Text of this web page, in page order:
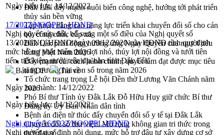
Đắk Lắk đẩy mạnh nuôi biển công nghệ, hướng tới phát triển
thủy sản bền vững
Tập huấn nâng cao năng lực triển khai chuyển đổi số cho cán
bộ, công chức cấp xã
Đắk Lắk phát động hưởng ứng Ngày Quyền của người tiêu
dùng Việt Nam 2026
Đẩy mạnh cải cách hành chính, quyết tâm đạt được mục tiêu
tăng trưởng hai con số trong năm 2026
Tổ chức trang trọng Lễ hội Đền thờ Lương Văn Chánh năm
2026
Phó Bí thư Tỉnh ủy Đắk Lắk Đỗ Hữu Huy giữ chức Bí thư
Đảng ủy Ủy Ban Nhân dân tỉnh
Bệnh án điện tử thúc đẩy chuyển đổi số y tế tại Đắk Lắk
Chuyển đổi số thư viện: Mở rộng không gian tri thức trong
thời đại số
Ngày hiệu lực: 14/12/2022
17/2022/NQQPPL-HĐND
Nghị quyết sửa đổi, bổ sung một số điều của Nghị quyết số
13/2020/NQ-HĐND ngày 09/12/2020 của HĐND tỉnh quy định
mức hỗ trợ phát triển thủy lợi nhỏ, thủy lợi nội đồng và tưới tiên
tiến, tiết kiệm nước trên địa bàn tỉnh Đắk Lắk
Bản PDF
Tải về
Ngày ban hành: 14/12/2022
Ngày hiệu lực:14/12/2022
Nghị quyết 16/2022/NQQPPL-HĐND
Nghị quyết quy định nội dung, mức hỗ trợ đâu tư xây dựng cơ sở